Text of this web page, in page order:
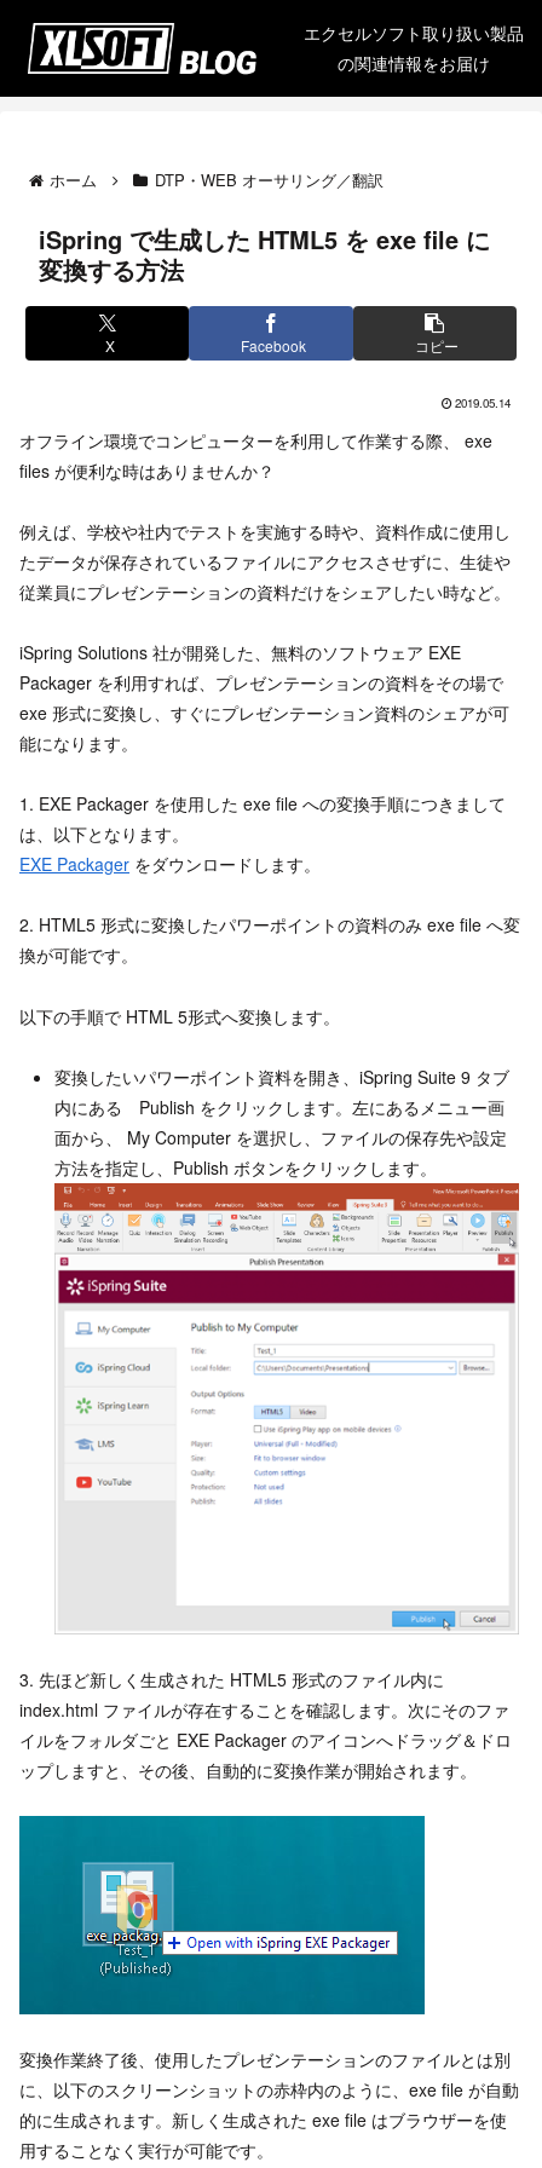
エクセルソフト取り扱い製品
の関連情報をお届け
ホーム DTP・WEB オーサリング／翻訳
iSpring で生成した HTML5 を exe file に
変換する方法
X Facebook コピー
2019.05.14
オフライン環境でコンピューターを利用して作業する際、 exe
files が便利な時はありませんか？
例えば、学校や社内でテストを実施する時や、資料作成に使用し
たデータが保存されているファイルにアクセスさせずに、生徒や
従業員にプレゼンテーションの資料だけをシェアしたい時など。
iSpring Solutions 社が開発した、無料のソフトウェア EXE
Packager を利用すれば、プレゼンテーションの資料をその場で
exe 形式に変換し、すぐにプレゼンテーション資料のシェアが可
能になります。
1. EXE Packager を使用した exe file への変換手順につきまして
は、以下となります。
EXE Packager をダウンロードします。
2. HTML5 形式に変換したパワーポイントの資料のみ exe file へ変
換が可能です。
以下の手順で HTML 5形式へ変換します。
変換したいパワーポイント資料を開き、iSpring Suite 9 タブ
内にある Publish をクリックします。左にあるメニュー画
面から、 My Computer を選択し、ファイルの保存先や設定
方法を指定し、Publish ボタンをクリックします。
3. 先ほど新しく生成された HTML5 形式のファイル内に
index.html ファイルが存在することを確認します。次にそのファ
イルをフォルダごと EXE Packager のアイコンへドラッグ＆ドロ
ップしますと、その後、自動的に変換作業が開始されます。
変換作業終了後、使用したプレゼンテーションのファイルとは別
に、以下のスクリーンショットの赤枠内のように、exe file が自動
的に生成されます。新しく生成された exe file はブラウザーを使
用することなく実行が可能です。